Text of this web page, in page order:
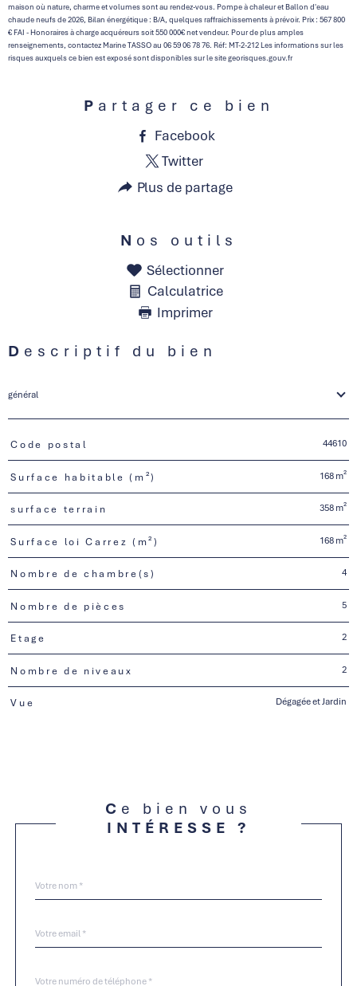
maison où nature, charme et volumes sont au rendez-vous. Pompe à chaleur et Ballon d'eau
chaude neufs de 2026, Bilan énergétique : B/A, quelques raffraichissements à prévoir. Prix : 567 800
€ FAI - Honoraires à charge acquéreurs soit 550 000€ net vendeur. Pour de plus amples
renseignements, contactez Marine TASSO au 06 59 06 78 76. Réf: MT-2-212 Les informations sur les
risques auxquels ce bien est exposé sont disponibles sur le site georisques.gouv.fr
Partager ce bien
Facebook
Twitter
Plus de partage
Nos outils
Sélectionner
Calculatrice
Imprimer
Descriptif du bien
général
TRAD_PAMPERO_Caracteristique
Code postal 44610
Surface habitable (m²) 168 m²
surface terrain 358 m²
Surface loi Carrez (m²) 168 m²
Nombre de chambre(s) 4
Nombre de pièces 5
Etage 2
Nombre de niveaux 2
Vue Dégagée et Jardin
Ce bien vous
INTÉRESSE ?
par
*
*
*